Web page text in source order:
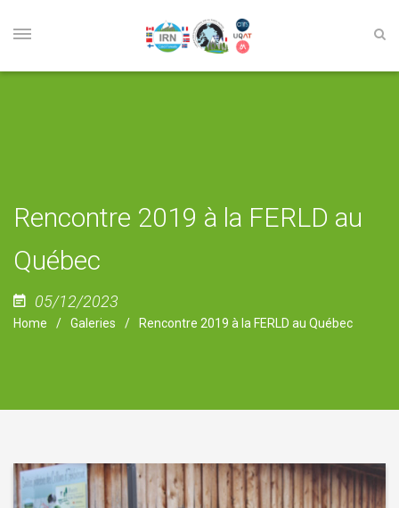
Rencontre 2019 à la FERLD au
Québec
05/12/2023
Home Galeries Rencontre 2019 à la FERLD au Québec